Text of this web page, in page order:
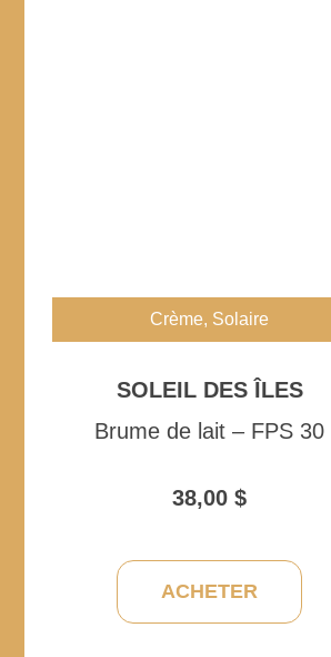
Crème, Solaire
SOLEIL DES ÎLES
Brume de lait – FPS 30
38,00$
ACHETER